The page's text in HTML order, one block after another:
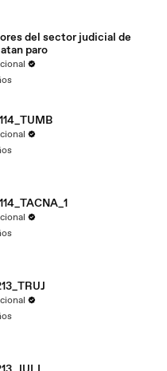
del sector judicial de
paro